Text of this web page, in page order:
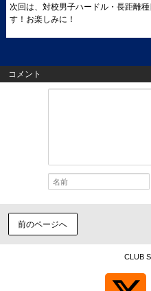
次回は、対校男子ハードル・長距離
す！お楽しみに！
コメント
前のページへ
CLUB